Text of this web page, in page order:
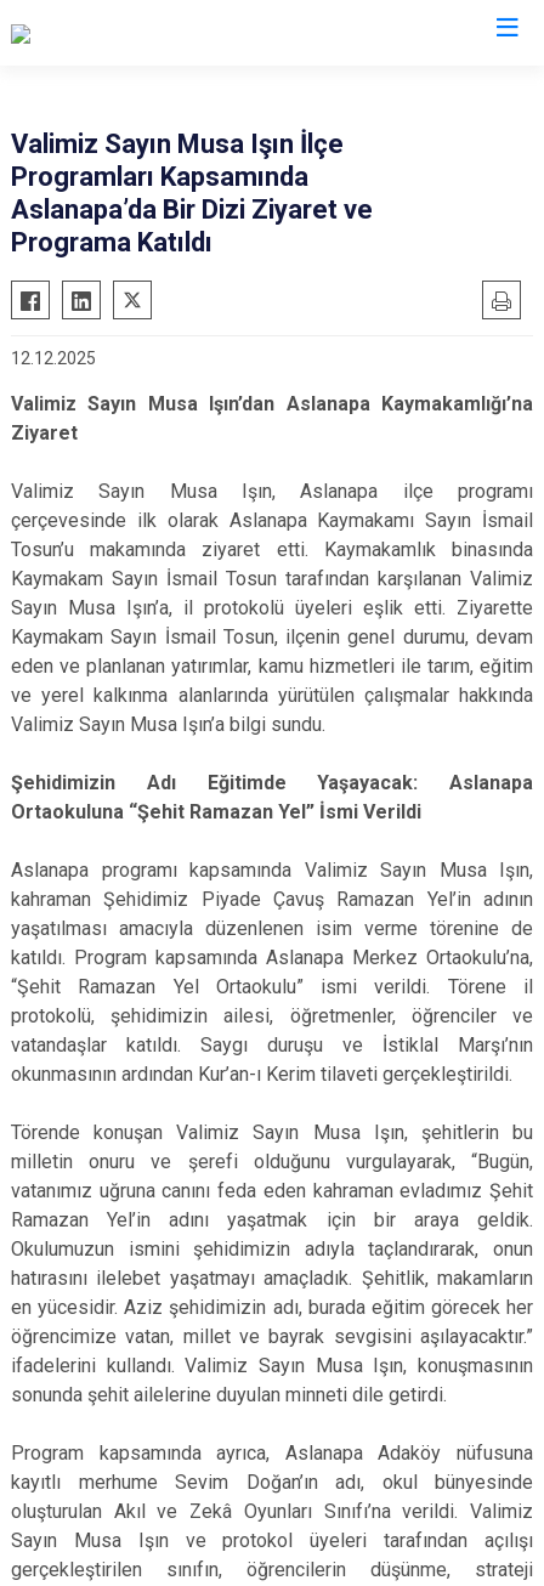
Valimiz Sayın Musa Işın İlçe
Programları Kapsamında
Aslanapa’da Bir Dizi Ziyaret ve
Programa Katıldı
12.12.2025
Valimiz Sayın Musa Işın’dan Aslanapa Kaymakamlığı’na
Ziyaret
Valimiz Sayın Musa Işın, Aslanapa ilçe programı
çerçevesinde ilk olarak Aslanapa Kaymakamı Sayın İsmail
Tosun’u makamında ziyaret etti. Kaymakamlık binasında
Kaymakam Sayın İsmail Tosun tarafından karşılanan Valimiz
Sayın Musa Işın’a, il protokolü üyeleri eşlik etti. Ziyarette
Kaymakam Sayın İsmail Tosun, ilçenin genel durumu, devam
eden ve planlanan yatırımlar, kamu hizmetleri ile tarım, eğitim
ve yerel kalkınma alanlarında yürütülen çalışmalar hakkında
Valimiz Sayın Musa Işın’a bilgi sundu.
Şehidimizin Adı Eğitimde Yaşayacak: Aslanapa
Ortaokuluna “Şehit Ramazan Yel” İsmi Verildi
Aslanapa programı kapsamında Valimiz Sayın Musa Işın,
kahraman Şehidimiz Piyade Çavuş Ramazan Yel’in adının
yaşatılması amacıyla düzenlenen isim verme törenine de
katıldı. Program kapsamında Aslanapa Merkez Ortaokulu’na,
“Şehit Ramazan Yel Ortaokulu” ismi verildi. Törene il
protokolü, şehidimizin ailesi, öğretmenler, öğrenciler ve
vatandaşlar katıldı. Saygı duruşu ve İstiklal Marşı’nın
okunmasının ardından Kur’an-ı Kerim tilaveti gerçekleştirildi.
Törende konuşan Valimiz Sayın Musa Işın, şehitlerin bu
milletin onuru ve şerefi olduğunu vurgulayarak, “Bugün,
vatanımız uğruna canını feda eden kahraman evladımız Şehit
Ramazan Yel’in adını yaşatmak için bir araya geldik.
Okulumuzun ismini şehidimizin adıyla taçlandırarak, onun
hatırasını ilelebet yaşatmayı amaçladık. Şehitlik, makamların
en yücesidir. Aziz şehidimizin adı, burada eğitim görecek her
öğrencimize vatan, millet ve bayrak sevgisini aşılayacaktır.”
ifadelerini kullandı. Valimiz Sayın Musa Işın, konuşmasının
sonunda şehit ailelerine duyulan minneti dile getirdi.
Program kapsamında ayrıca, Aslanapa Adaköy nüfusuna
kayıtlı merhume Sevim Doğan’ın adı, okul bünyesinde
oluşturulan Akıl ve Zekâ Oyunları Sınıfı’na verildi. Valimiz
Sayın Musa Işın ve protokol üyeleri tarafından açılışı
gerçekleştirilen sınıfın, öğrencilerin düşünme, strateji